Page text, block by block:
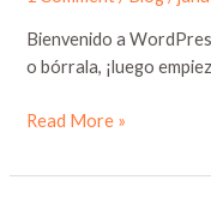
Bienvenido a
o bórrala, ¡luego
Read More »